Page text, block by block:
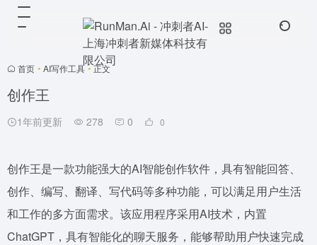
首页 • AI写作工具 • 正文
创作王
1年前更新 278 0 0
创作王是一款功能强大的AI智能创作软件，具有智能回答、
创作、编写、翻译、写代码等多种功能，可以满足用户生活
和工作的多方面需求。该应用程序采用AI技术，内置
ChatGPT，具有智能化的聊天服务，能够帮助用户快速完成